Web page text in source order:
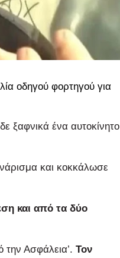
οδηγού φορτηγού για
ξαφνικά ένα αυτοκίνητο
και κοκκάλωσε
και από τα δύο
την Ασφάλεια’. Τον